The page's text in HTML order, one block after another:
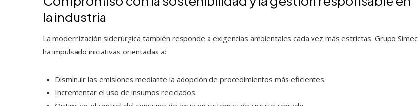
la industria
La modernización siderúrgica también responde a exigencias ambientales cada vez más estrictas. Grupo Simec
ha impulsado iniciativas orientadas a:
Disminuir las emisiones mediante la adopción de procedimientos más eficientes.
Incrementar el uso de insumos reciclados.